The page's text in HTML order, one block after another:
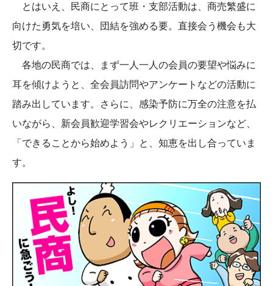
とはいえ、民商にとって班・支部活動は、商売繁盛に
向けた勇気を培い、団結を強める要。直接会う機会も大
切です。
各地の民商では、まず一人一人の会員の要望や悩みに
耳を傾けようと、全会員訪問やアンケートなどの活動に
踏み出しています。さらに、感染予防に万全の注意を払
いながら、新会員歓迎学習会やレクリエーションなど、
「できることから始めよう」と、知恵を出し合っていま
す。